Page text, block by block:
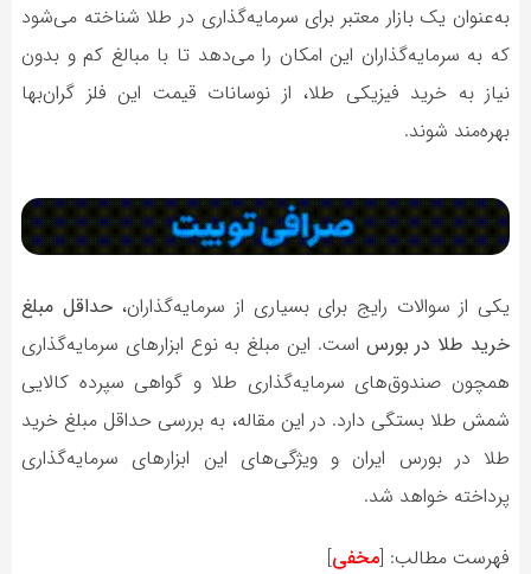
به‌عنوان یک بازار معتبر برای سرمایه‌گذاری در طلا شناخته می‌شود
که به سرمایه‌گذاران این امکان را می‌دهد تا با مبالغ کم و بدون
نیاز به خرید فیزیکی طلا، از نوسانات قیمت این فلز گران‌بها
بهره‌مند شوند.
یکی از سوالات رایج برای بسیاری از سرمایه‌گذاران،حداقل مبلغ
خرید طلا در بورس است. این مبلغ به نوع ابزارهای سرمایه‌گذاری
همچون صندوق‌های سرمایه‌گذاری طلا و گواهی سپرده کالایی
شمش طلا بستگی دارد. در این مقاله، به بررسی حداقل مبلغ خرید
طلا در بورس ایران و ویژگی‌های این ابزارهای سرمایه‌گذاری
پرداخته خواهد شد.
فهرست مطالب: [مخفی]